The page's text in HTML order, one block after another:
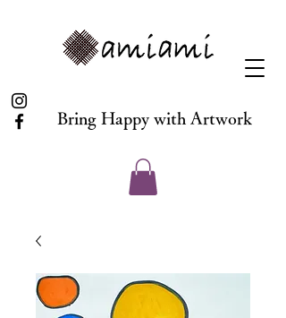
Bring Happy with Artwork